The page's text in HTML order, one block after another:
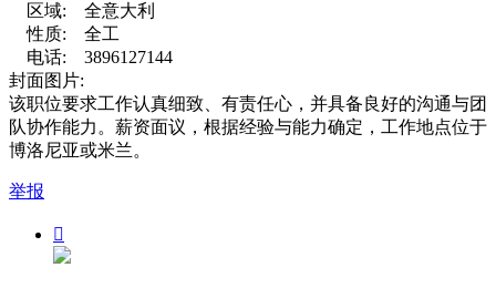
区域:
全意大利
性质:
全工
电话:
3896127144
封面图片:
该职位要求工作认真细致、有责任心，并具备良好的沟通与团
队协作能力。薪资面议，根据经验与能力确定，工作地点位于
博洛尼亚或米兰。
举报
